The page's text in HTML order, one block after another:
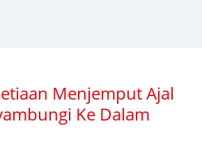
Menjemput Ajal
Ke Dalam